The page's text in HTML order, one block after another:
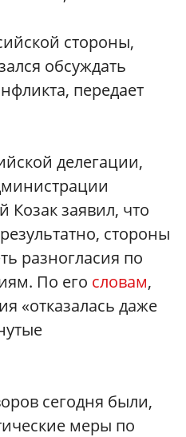
стороны,
обсуждать
передает
делегации,
Козак заявил, что
стороны
разногласия по
По его словам,
«отказалась даже
сегодня были,
меры по